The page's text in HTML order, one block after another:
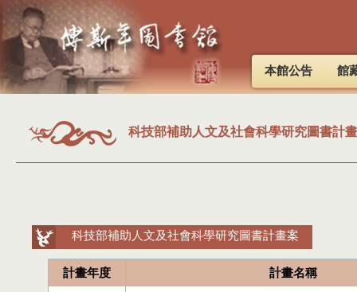
本館公告 館
科技部補助人文及社會科學研究圖書計
科技部補助人文及社會科學研究圖書計畫案
計畫年度 計畫名稱